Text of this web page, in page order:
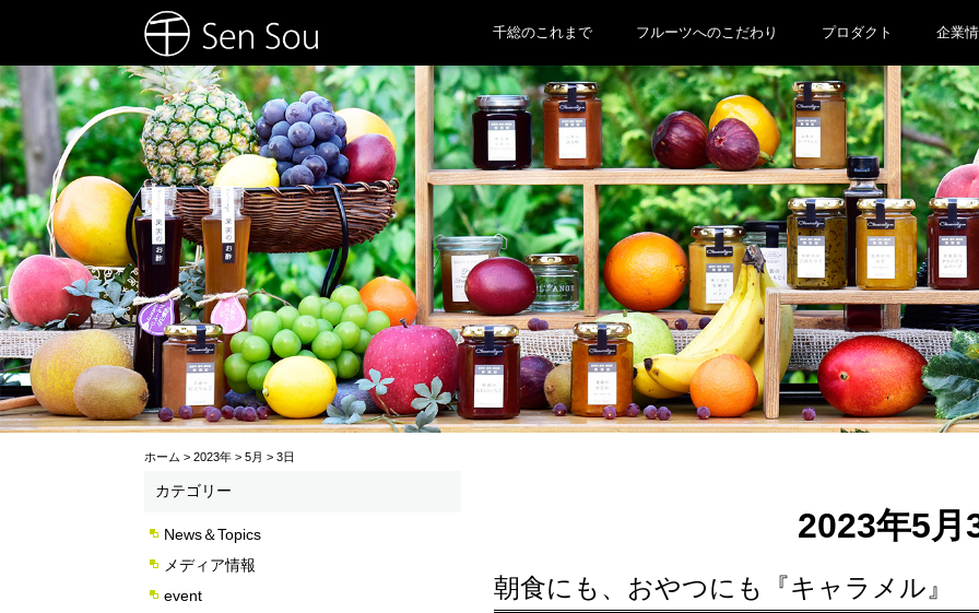
千総のこれまで フルーツへのこだわり プロダクト 企業
ホーム > 2023年 > 5月 > 3日
2023年5月
朝食にも、おやつにも『キャラメル』
カテゴリー
News＆Topics
メディア情報
event